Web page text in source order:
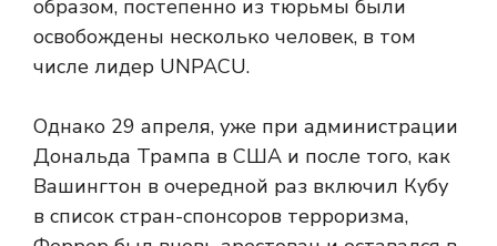
образом, постепенно из тюрьмы были
освобождены несколько человек, в том
числе лидер UNPACU.
Однако 29 апреля, уже при администрации
Дональда Трампа в США и после того, как
Вашингтон в очередной раз включил Кубу
в список стран-спонсоров терроризма,